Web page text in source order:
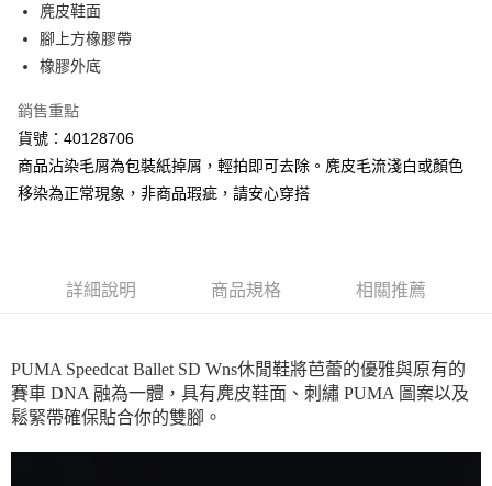
麂皮鞋面
腳上方橡膠帶
橡膠外底
銷售重點
貨號：40128706
商品沾染毛屑為包裝紙掉屑，輕拍即可去除。麂皮毛流淺白或顏色
移染為正常現象，非商品瑕疵，請安心穿搭
詳細說明 商品規格 相關推薦
PUMA Speedcat Ballet SD Wns休閒鞋將芭蕾的優雅與原有的
賽車 DNA 融為一體，具有麂皮鞋面、刺繡 PUMA 圖案以及
鬆緊帶確保貼合你的雙腳。